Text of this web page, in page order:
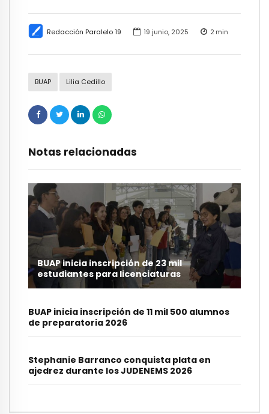
Redacción Paralelo 19 19 junio, 2025 2 min
BUAP Lilia Cedillo
Notas relacionadas
BUAP inicia inscripción de 23 mil
estudiantes para licenciaturas
BUAP inicia inscripción de 11 mil 500 alumnos
de preparatoria 2026
Stephanie Barranco conquista plata en
ajedrez durante los JUDENEMS 2026